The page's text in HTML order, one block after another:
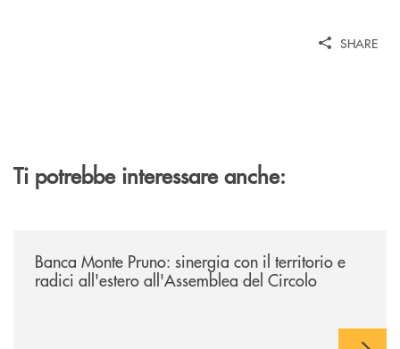
SHARE
Ti potrebbe interessare anche:
Banca Monte Pruno: sinergia con il territorio e
radici all'estero all'Assemblea del Circolo